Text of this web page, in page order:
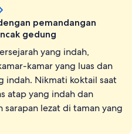
Pintu masuk properti
pemandangan
gedung
yang indah,
kamar yang luas dan
indah. Nikmati koktail saat
atap yang indah dan
lezat di taman yang